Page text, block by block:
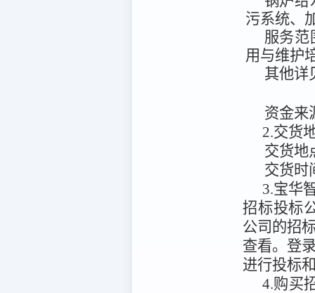
污系统、
服务范
用与维护
其他详
资金来
2.交货
交货地
交货时
3.宝华
招标投标
公司的招
查看。 登
进行投标
4.购买